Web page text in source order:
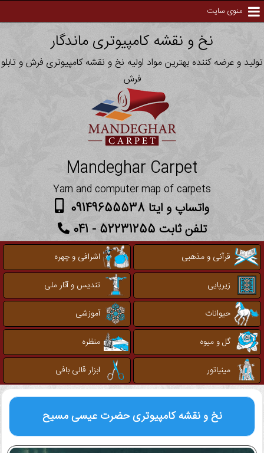
منوی سایت
نخ و نقشه کامپیوتری ماندگار
تولید و عرضه کننده بهترین مواد اولیه نخ و نقشه کامپیوتری فرش و تابلو
فرش
Mandeghar Carpet
Yarn and computer map of carpets
واتساپ و ایتا 09149655538
تلفن ثابت 52231255 - 041
قرآنی و مذهبی
اشرافی و چهره
زیرپایی
تندیس و آثار ملی
حیوانات
آموزشی
گل و میوه
منظره
مینیاتور
ابزار قالی بافی
نخ و نقشه کامپیوتریحضرت عیسی مسیح